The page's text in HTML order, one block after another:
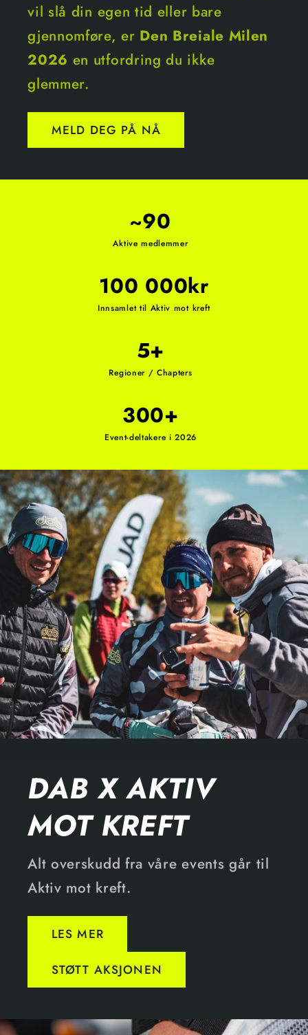
vil slå din egen tid eller bare
gjennomføre, er Den Breiale Milen
2026 en utfordring du ikke
glemmer.
MELD DEG PÅ NÅ
~90
Aktive medlemmer
100 000kr
Innsamlet til Aktiv mot kreft
5+
Regioner / Chapters
300+
Event-deltakere i 2026
DAB X AKTIV
MOT KREFT
Alt overskudd fra våre events går til
Aktiv mot kreft.
LES MER
STØTT AKSJONEN